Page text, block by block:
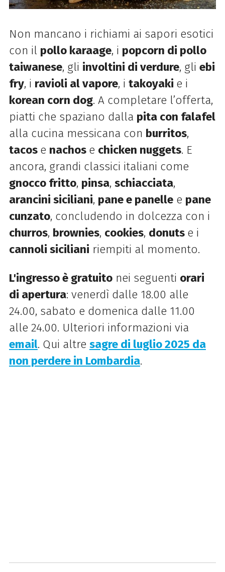
Non mancano i richiami ai sapori esotici
con il pollo karaage, i popcorn di pollo
taiwanese, gli involtini di verdure, gli ebi
fry, i ravioli al vapore, i takoyaki e i
korean corn dog. A completare l’offerta,
piatti che spaziano dalla pita con falafel
alla cucina messicana con burritos,
tacos e nachos e chicken nuggets. E
ancora, grandi classici italiani come
gnocco fritto, pinsa, schiacciata,
arancini siciliani, pane e panellee pane
cunzato, concludendo in dolcezza con i
churros, brownies, cookies, donuts e i
cannoli siciliani riempiti al momento.
L'ingresso è gratuitonei seguenti orari
di apertura: venerdì dalle 18.00 alle
24.00, sabato e domenica dalle 11.00
alle 24.00. Ulteriori informazioni via
email. Qui altre sagre di luglio 2025 da
non perdere in Lombardia.